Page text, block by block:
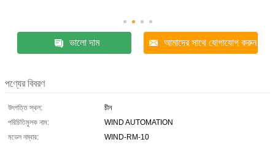
ভালো দাম আমাদের সাথে যোগাযোগ করুন
পণ্যের বিবরণ
উৎপত্তি স্থল:
চীন
পরিচিতিমুলক নাম:
WIND AUTOMATION
মডেল নম্বার:
WIND-RM-10